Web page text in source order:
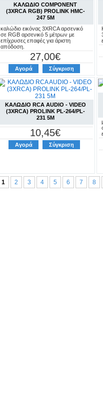
ΚΑΛΩΔΙΟ COMPONENT
(3XRCA RGB) PROLINK HMC-
247 5M
καλώδιο εικόνας 3XRCA αρσενικό
σε RGB αρσενικό 5 μέτρων με
επίχρυσες επαφές για άριστη
απόδοση.
27,00€
Αγορά Σύγκριση
ΚΑΛΩΔΙΟ RCA AUDIO - VIDEO
(3XRCA) PROLINK PL-264/PL-
231 5M
10,45€
Αγορά Σύγκριση
1 2 3 4 5 6 7 8